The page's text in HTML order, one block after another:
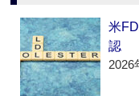
米
認
2026